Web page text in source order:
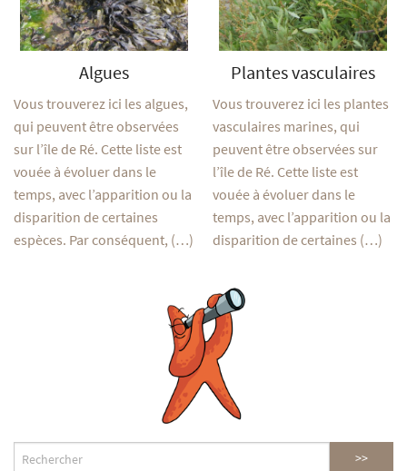
Algues
Vous trouverez ici les algues,
qui peuvent être observées
sur l’île de Ré. Cette liste est
vouée à évoluer dans le
temps, avec l’apparition ou la
disparition de certaines
espèces. Par conséquent, (…)
Plantes vasculaires
Vous trouverez ici les plantes
vasculaires marines, qui
peuvent être observées sur
l’île de Ré. Cette liste est
vouée à évoluer dans le
temps, avec l’apparition ou la
disparition de certaines (…)